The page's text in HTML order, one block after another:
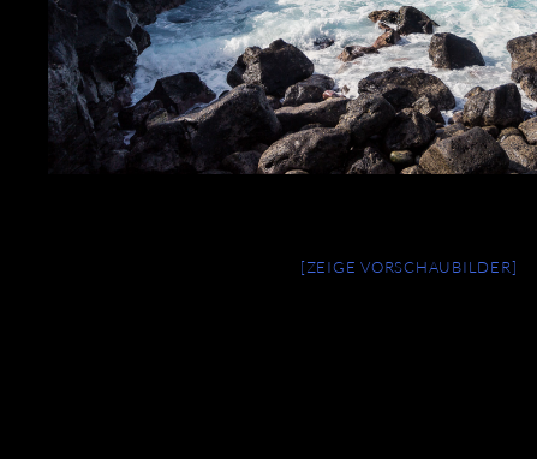
[ZEIGE VORSCHAUBILDER]